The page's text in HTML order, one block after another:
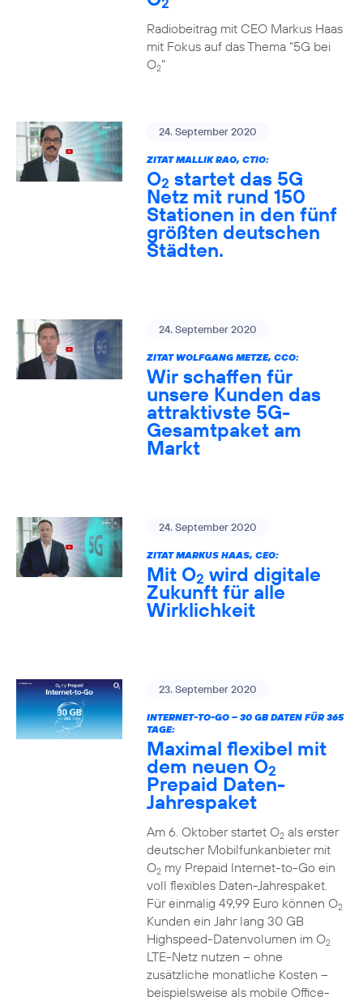
Radiobeitrag mit CEO Markus Haas
mit Fokus auf das Thema "5G bei
O2"
24. September 2020
ZITAT MALLIK RAO, CTIO:
O2 startet das 5G
Netz mit rund 150
Stationen in den fünf
größten deutschen
Städten.
24. September 2020
ZITAT WOLFGANG METZE, CCO:
Wir schaffen für
unsere Kunden das
attraktivste 5G-
Gesamtpaket am
Markt
24. September 2020
ZITAT MARKUS HAAS, CEO:
Mit O2 wird digitale
Zukunft für alle
Wirklichkeit
23. September 2020
INTERNET-TO-GO – 30 GB DATEN FÜR 365
TAGE:
Maximal flexibel mit
dem neuen O2
Prepaid Daten-
Jahrespaket
Am 6. Oktober startet O2als erster
deutscher Mobilfunkanbieter mit
O2my Prepaid Internet-to-Go ein
voll flexibles Daten-Jahrespaket.
Für einmalig 49,99 Euro können O2
Kunden ein Jahr lang 30 GB
Highspeed-Datenvolumen im O2
LTE-Netz nutzen – ohne
zusätzliche monatliche Kosten –
beispielsweise als mobile Office-